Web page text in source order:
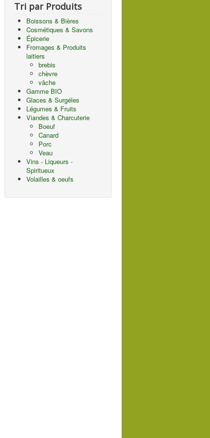
Tri par Produits
Boissons & Bières
Cosmétiques & Savons
Épicerie
Fromages & Produits
laitiers
brebis
chèvre
vâche
Gamme BIO
Glaces & Surgéles
Légumes & Fruits
Viandes & Charcuterie
Boeuf
Canard
Porc
Veau
Vins - Liqueurs -
Spiritueux
Volailles & oeufs